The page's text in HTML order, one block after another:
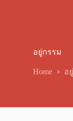
อยู่กรรม
Home อ